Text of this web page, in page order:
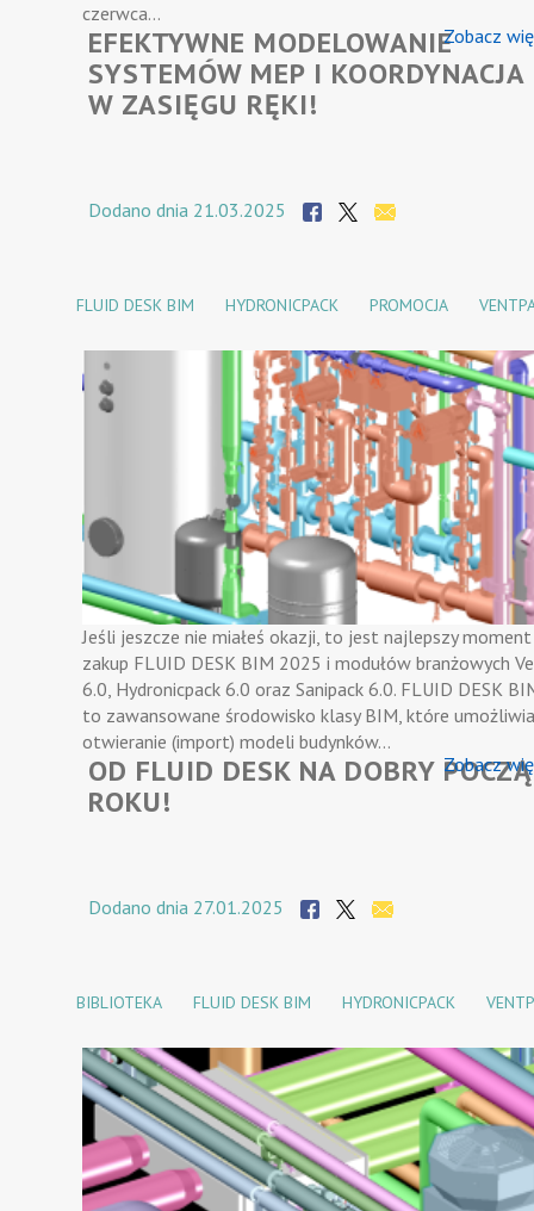
czerwca…
Zobacz
EFEKTYWNE MODELOWANIE
SYSTEMÓW MEP I
W ZASIĘGU RĘKI!
Dodano dnia 21.03.2025
FLUID DESK BIM HYDRONICPACK PROMOCJA
Jeśli jeszcze nie miałeś okazji, to jest najlepszy
zakup FLUID DESK BIM 2025 i modułów branżowych
6.0, Hydronicpack 6.0 oraz Sanipack 6.0. FLUID DESK
to zawansowane środowisko klasy BIM, które umożliwia
otwieranie (import) modeli budynków…
Zobacz
OD FLUID DESK NA DOBRY
ROKU!
Dodano dnia 27.01.2025
BIBLIOTEKA FLUID DESK BIM HYDRONICPACK